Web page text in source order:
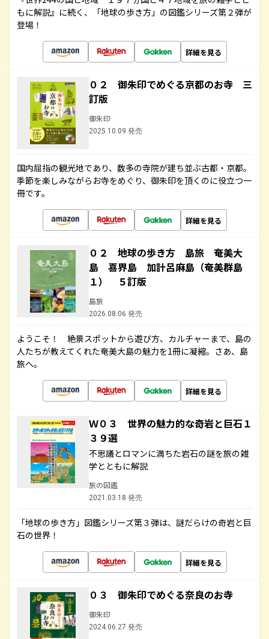
もに解説』に続く、「地球の歩き方」の図鑑シリーズ第２弾が
登場！
詳細を見る
０２ 御朱印でめぐる京都のお寺 三
訂版
御朱印
2025.10.09 発売
国内屈指の観光地であり、数多の寺院が建ち並ぶ古都・京都。
季節を楽しみながらお寺をめぐり、御朱印を頂くのに役立つ一
冊です。
詳細を見る
０２ 地球の歩き方 島旅 奄美大
島 喜界島 加計呂麻島（奄美群島
１） ５訂版
島旅
2026.08.06 発売
ようこそ！ 絶景スポットから遊び方、カルチャーまで、島の
人たちが教えてくれた奄美大島の魅力を1冊に凝縮。さあ、島
旅へ。
詳細を見る
Ｗ０３ 世界の魅力的な奇岩と巨石１
３９選
不思議とロマンに満ちた岩石の謎を旅の雑
学とともに解説
旅の図鑑
2021.03.18 発売
「地球の歩き方」図鑑シリーズ第３弾は、謎だらけの奇岩と巨
石の世界！
詳細を見る
０３ 御朱印でめぐる奈良のお寺
御朱印
2024.06.27 発売